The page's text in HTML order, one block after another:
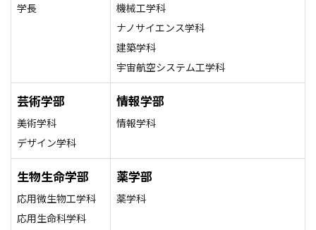
学長
機械工学科
ナノサイエンス学科
建築学科
宇宙航空システム工学科
芸術学部
美術学科
デザイン学科
情報学部
情報学科
生物生命学部
応用微生物工学科
応用生命科学科
薬学部
薬学科